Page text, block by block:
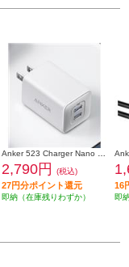
2,790円 (税込)
27円分ポイント還元
即納（在庫残りわずか）
16
即